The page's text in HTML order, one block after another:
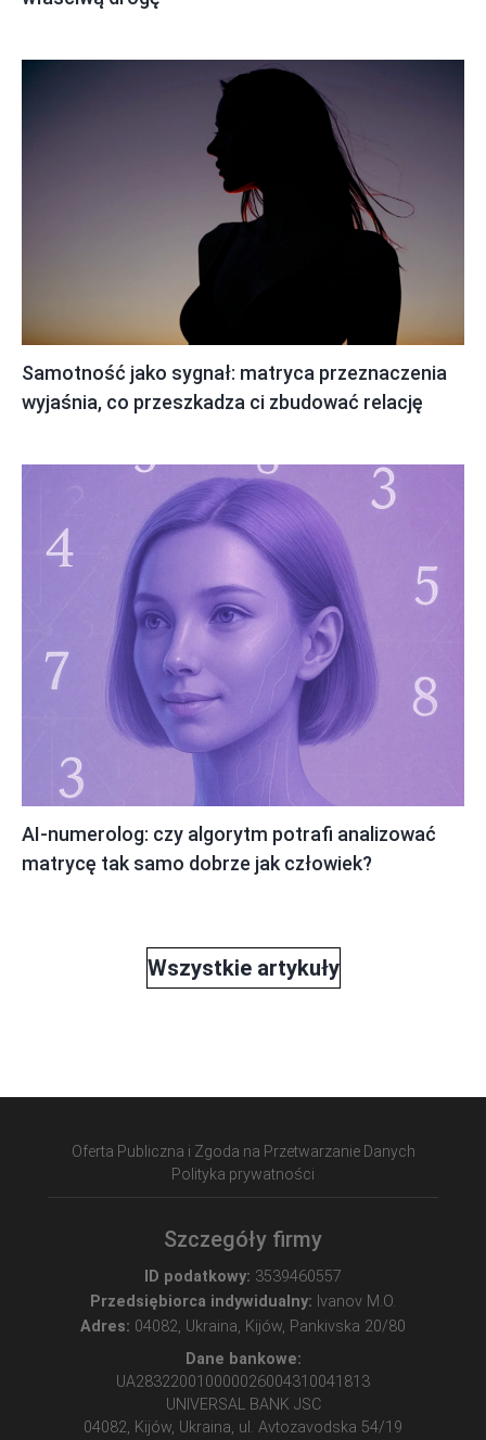
Samotność jako sygnał: matryca przeznaczenia
wyjaśnia, co przeszkadza ci zbudować relację
AI-numerolog: czy algorytm potrafi analizować
matrycę tak samo dobrze jak człowiek?
Wszystkie artykuły
Oferta Publiczna i Zgoda na Przetwarzanie Danych
Polityka prywatności
Szczegóły firmy
ID podatkowy: 3539460557
Przedsiębiorca indywidualny: Ivanov M.O.
Adres: 04082, Ukraina, Kijów, Pankivska 20/80
Dane bankowe:
UA283220010000026004310041813
UNIVERSAL BANK JSC
04082, Kijów, Ukraina, ul. Avtozavodska 54/19